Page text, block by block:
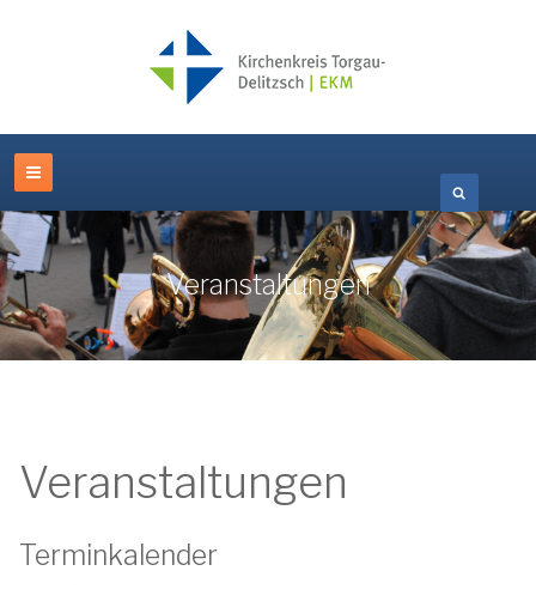
Veranstaltungen
Veranstaltungen
Terminkalender